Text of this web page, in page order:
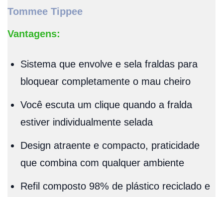
Tommee Tippee
Vantagens:
Sistema que envolve e sela fraldas para
bloquear completamente o mau cheiro
Você escuta um clique quando a fralda
estiver individualmente selada
Design atraente e compacto, praticidade
que combina com qualquer ambiente
Refil composto 98% de plástico reciclado e